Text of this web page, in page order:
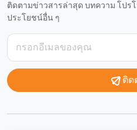
ติดตามข่าวสารล่าสุด บทความ โปร
ประโยชน์อื่น ๆ
ติด